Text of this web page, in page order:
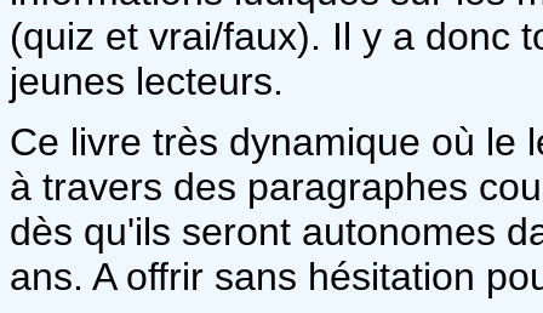
(quiz et vrai/faux). Il y a donc
jeunes lecteurs.
Ce livre très dynamique où le
à travers des paragraphes
dès qu'ils seront autonomes
ans. A offrir sans hésitation